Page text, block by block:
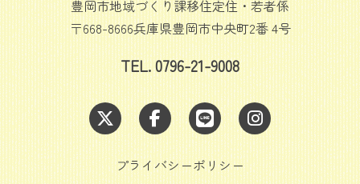
豊岡市地域づくり課移住定住・若者係
〒668-8666兵庫県豊岡市中央町2番 4号
TEL. 0796-21-9008
プライバシーポリシー